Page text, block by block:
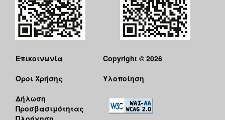
Επικοινωνία
Όροι Χρήσης
Δήλωση
Προσβασιμότητας
Copyright © 2026
Υλοποίηση